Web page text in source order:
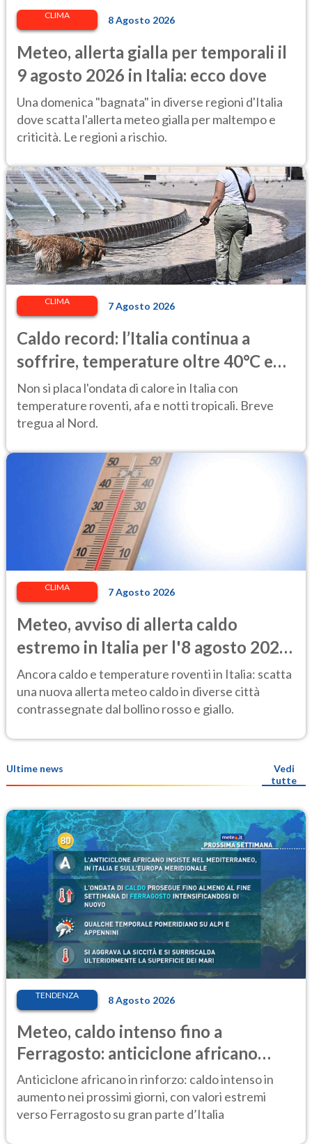
CLIMA 8 Agosto 2026
Meteo, allerta gialla per temporali il
9 agosto 2026 in Italia: ecco dove
Una domenica "bagnata" in diverse regioni d'Italia
dove scatta l'allerta meteo gialla per maltempo e
criticità. Le regioni a rischio.
CLIMA 7 Agosto 2026
Caldo record: l’Italia continua a
soffrire, temperature oltre 40°C e
afa per altri 10 giorni
Non si placa l'ondata di calore in Italia con
temperature roventi, afa e notti tropicali. Breve
tregua al Nord.
CLIMA 7 Agosto 2026
Meteo, avviso di allerta caldo
estremo in Italia per l'8 agosto 2026:
le città a rischio per il Ministero della
Salute
Ancora caldo e temperature roventi in Italia: scatta
una nuova allerta meteo caldo in diverse città
contrassegnate dal bollino rosso e giallo.
Ultime news
Vedi
tutte
TENDENZA 8 Agosto 2026
Meteo, caldo intenso fino a
Ferragosto: anticiclone africano
ancora protagonista
Anticiclone africano in rinforzo: caldo intenso in
aumento nei prossimi giorni, con valori estremi
verso Ferragosto su gran parte d’Italia